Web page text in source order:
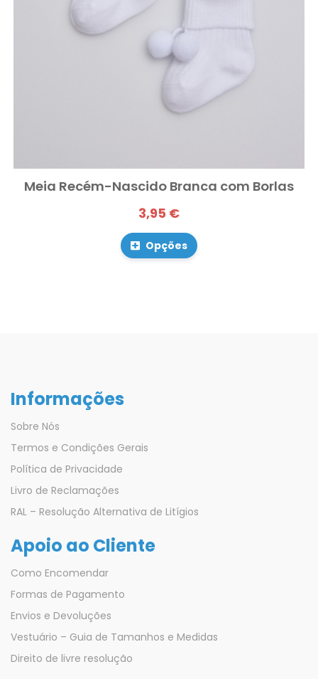
Meia Recém-Nascido Branca com Borlas
3,95 €
Opções
Informações
Sobre Nós
Termos e Condições Gerais
Política de Privacidade
Livro de Reclamações
RAL – Resolução Alternativa de Litígios
Apoio ao Cliente
Como Encomendar
Formas de Pagamento
Envios e Devoluções
Vestuário – Guia de Tamanhos e Medidas
Direito de livre resolução